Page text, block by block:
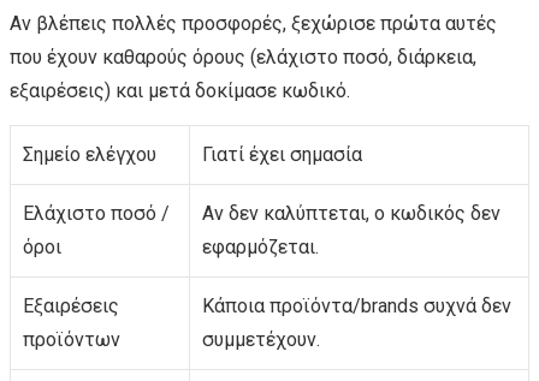
Αν βλέπεις πολλές προσφορές, ξεχώρισε πρώτα αυτές
που έχουν καθαρούς όρους (ελάχιστο ποσό, διάρκεια,
εξαιρέσεις) και μετά δοκίμασε κωδικό.
Σημείο ελέγχου Γιατί έχει σημασία
Ελάχιστο ποσό /
όροι
Αν δεν καλύπτεται, ο κωδικός δεν
εφαρμόζεται.
Εξαιρέσεις
προϊόντων
Κάποια προϊόντα/brands συχνά δεν
συμμετέχουν.